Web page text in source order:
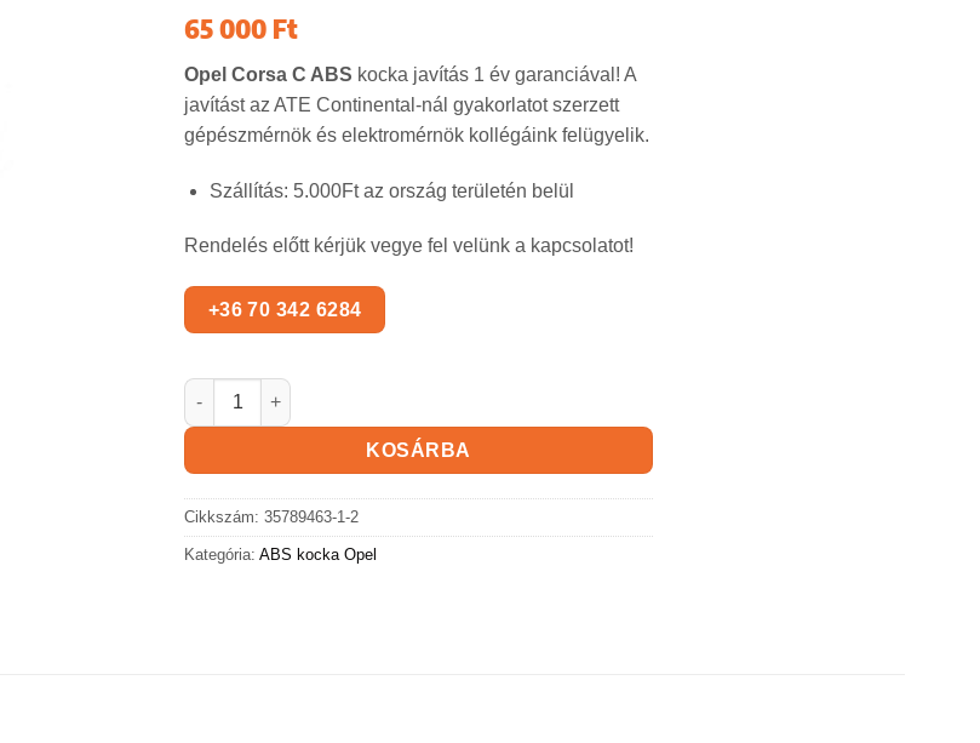
65 000 Ft
Opel Corsa C ABS kocka javítás 1 év garanciával! A
javítást az ATE Continental-nál gyakorlatot szerzett
gépészmérnök és elektromérnök kollégáink felügyelik.
Szállítás: 5.000Ft az ország területén belül
Rendelés előtt kérjük vegye fel velünk a kapcsolatot!
OPEL Corsa C ABS kocka mennyiség
KOSÁRBA
Cikkszám: 35789463-1-2
Kategória: ABS kocka Opel